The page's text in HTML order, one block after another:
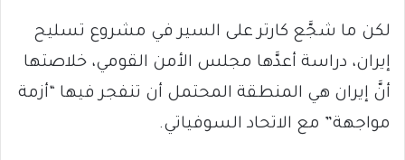
لكن ما شجَّع كارتر على السير في مشروع تسليح
إيران، دراسة أعدَّها مجلس الأمن القومي، خلاصتها
أنَّ إيران هي المنطقة المحتمل أن تنفجر فيها “أزمة
مواجهة” مع الاتحاد السوفياتي.